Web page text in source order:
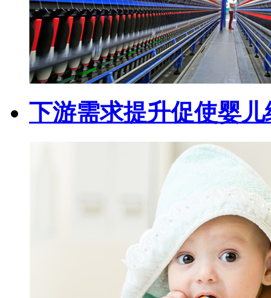
下游需求提升促使婴